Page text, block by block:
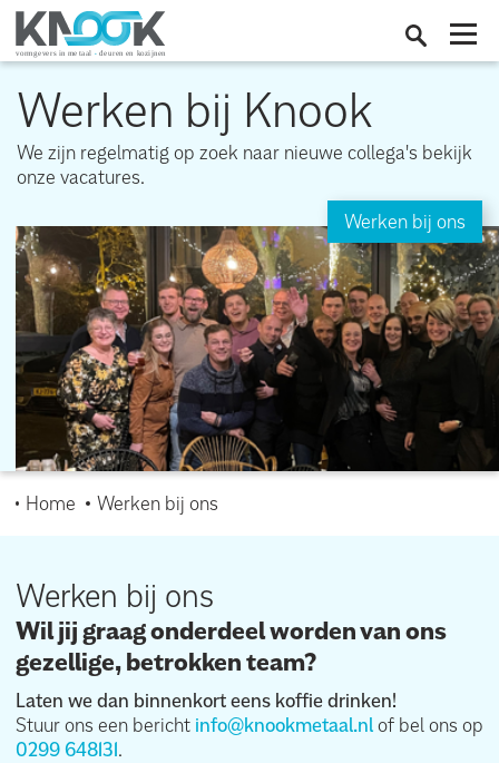
Werken bij Knook
We zijn regelmatig op zoek naar nieuwe collega's bekijk
onze vacatures.
Werken bij ons
Home Werken bij ons
Werken bij ons
Wil jij graag onderdeel worden van ons
gezellige, betrokken team?
Laten we dan binnenkort eens koffie drinken!
Stuur ons een bericht info@knookmetaal.nlof bel ons op
0299 648131.